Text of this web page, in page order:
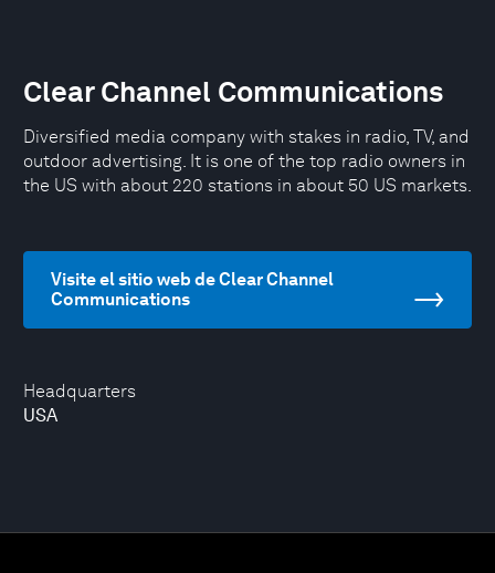
Headquarters
USA
Clear Channel Communications
Diversified media company with stakes in radio, TV, and
outdoor advertising. It is one of the top radio owners in
the US with about 220 stations in about 50 US markets.
Visite el sitio web de Clear Channel
Communications